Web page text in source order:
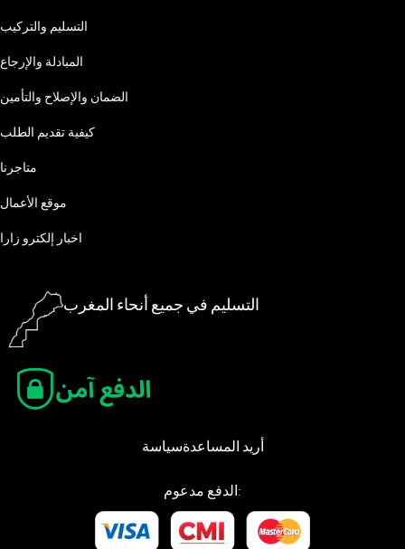
التسليم والتركيب
المبادلة والإرجاع
الضمان والإصلاح والتأمين
كيفية تقديم الطلب
متاجرنا
موقع الأعمال
اخبار إلكترو زارا
التسليم في جميع أنحاء المغرب
الدفع مدعوم:
سياسةأريد المساعدة